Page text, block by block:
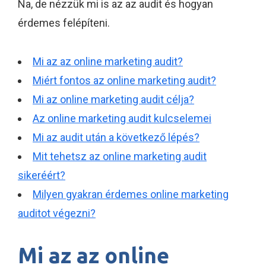
Na, de nézzük mi is az az audit és hogyan
érdemes felépíteni.
Mi az az online marketing audit?
Miért fontos az online marketing audit?
Mi az online marketing audit célja?
Az online marketing audit kulcselemei
Mi az audit után a következő lépés?
Mit tehetsz az online marketing audit
sikeréért?
Milyen gyakran érdemes online marketing
auditot végezni?
Mi az az online